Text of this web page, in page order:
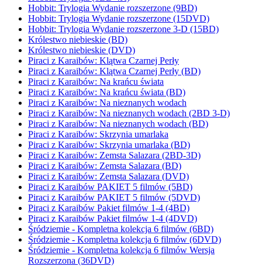
Hobbit: Trylogia Wydanie rozszerzone (9BD)
Hobbit: Trylogia Wydanie rozszerzone (15DVD)
Hobbit: Trylogia Wydanie rozszerzone 3-D (15BD)
Królestwo niebieskie (BD)
Królestwo niebieskie (DVD)
Piraci z Karaibów: Klątwa Czarnej Perły
Piraci z Karaibów: Klątwa Czarnej Perły (BD)
Piraci z Karaibów: Na krańcu świata
Piraci z Karaibów: Na krańcu świata (BD)
Piraci z Karaibów: Na nieznanych wodach
Piraci z Karaibów: Na nieznanych wodach (2BD 3-D)
Piraci z Karaibów: Na nieznanych wodach (BD)
Piraci z Karaibów: Skrzynia umarlaka
Piraci z Karaibów: Skrzynia umarlaka (BD)
Piraci z Karaibów: Zemsta Salazara (2BD-3D)
Piraci z Karaibów: Zemsta Salazara (BD)
Piraci z Karaibów: Zemsta Salazara (DVD)
Piraci z Karaibów PAKIET 5 filmów (5BD)
Piraci z Karaibów PAKIET 5 filmów (5DVD)
Piraci z Karaibów Pakiet filmów 1-4 (4BD)
Piraci z Karaibów Pakiet filmów 1-4 (4DVD)
Śródziemie - Kompletna kolekcja 6 filmów (6BD)
Śródziemie - Kompletna kolekcja 6 filmów (6DVD)
Śródziemie - Kompletna kolekcja 6 filmów Wersja
Rozszerzona (36DVD)